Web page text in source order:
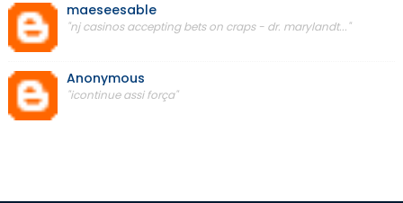
maeseesable
"nj casinos accepting bets on craps - dr. marylandt..."
Anonymous
"icontinue assi força"